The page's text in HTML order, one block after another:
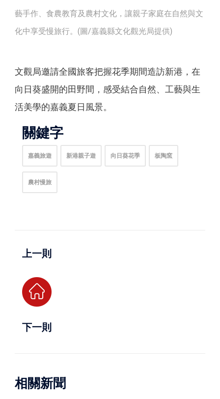
藝手作、食農教育及農村文化，讓親子家庭在自然與文
化中享受慢旅行。(圖/嘉義縣文化觀光局提供)
文觀局邀請全國旅客把握花季期間造訪新港，在
向日葵盛開的田野間，感受結合自然、工藝與生
活美學的嘉義夏日風景。
關鍵字
嘉義旅遊 新港親子遊 向日葵花季 板陶窯
農村慢旅
上一則
下一則
相關新聞